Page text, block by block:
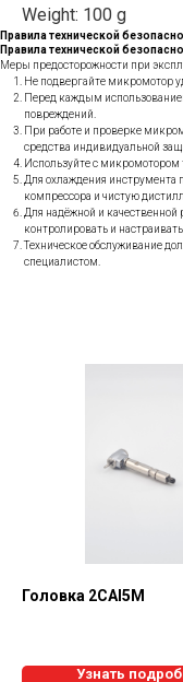
Weight: 100 g
Правила технической
Правила технической
Меры предосторожности при
Не подвергайте микромотор
Перед каждым
повреждений.
При работе и проверке
средства индивидуальной
Используйте с микромотором
Для охлаждения инструмента
компрессора и чистую
Для надёжной и
контролировать и
Техническое обслуживание
специалистом.
Головка 2САI5M
Узнать